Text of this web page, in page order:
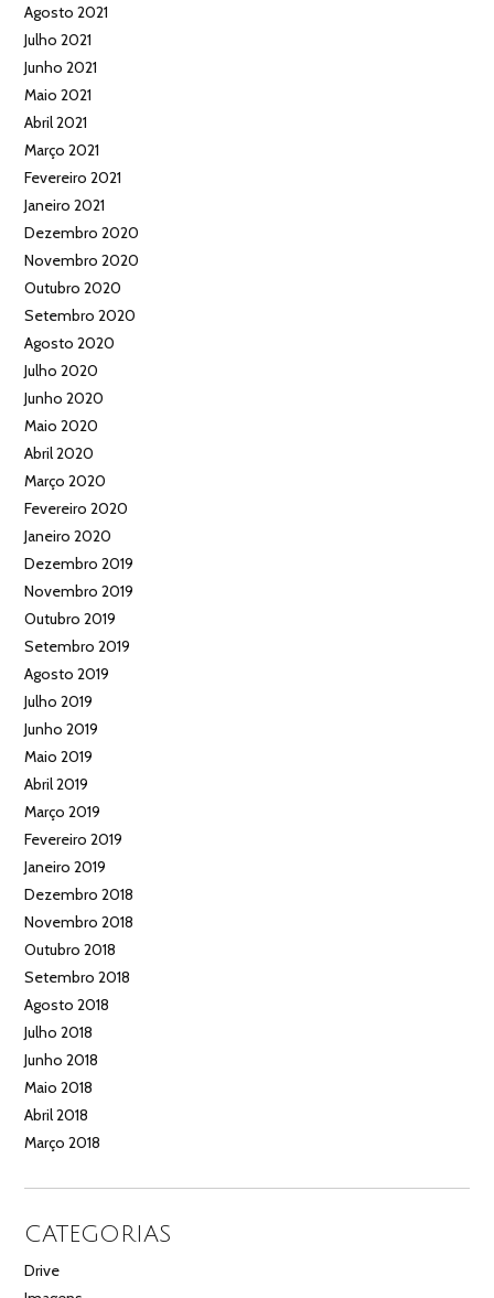
Agosto 2021
Julho 2021
Junho 2021
Maio 2021
Abril 2021
Março 2021
Fevereiro 2021
Janeiro 2021
Dezembro 2020
Novembro 2020
Outubro 2020
Setembro 2020
Agosto 2020
Julho 2020
Junho 2020
Maio 2020
Abril 2020
Março 2020
Fevereiro 2020
Janeiro 2020
Dezembro 2019
Novembro 2019
Outubro 2019
Setembro 2019
Agosto 2019
Julho 2019
Junho 2019
Maio 2019
Abril 2019
Março 2019
Fevereiro 2019
Janeiro 2019
Dezembro 2018
Novembro 2018
Outubro 2018
Setembro 2018
Agosto 2018
Julho 2018
Junho 2018
Maio 2018
Abril 2018
Março 2018
CATEGORIAS
Drive